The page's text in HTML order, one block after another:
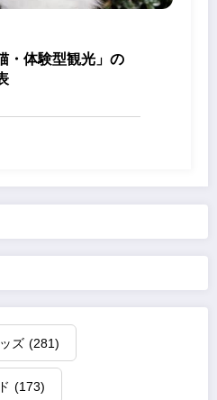
・体験型観光」の
ズ (281)
(173)